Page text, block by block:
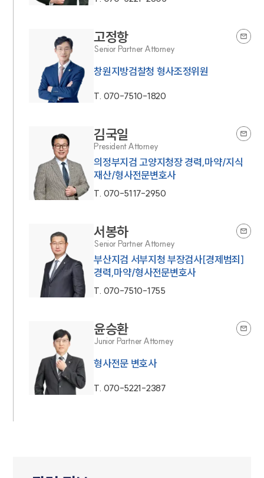
고정항
Senior Partner Attorney
창원지방검찰청 형사조정위원
T. 070-7510-1820
김국일
President Attorney
의정부지검 고양지청장 경력,마약/지식
재산/형사전문변호사
T. 070-5117-2950
서봉하
Senior Partner Attorney
부산지검 서부지청 부장검사[경제범죄]
경력,마약/형사전문변호사
T. 070-7510-1755
윤승환
Junior Partner Attorney
형사전문 변호사
T. 070-5221-2387